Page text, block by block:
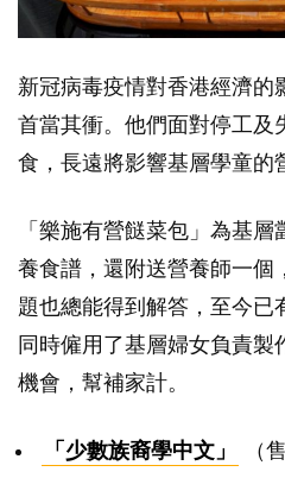
新冠病毒疫情對香港經濟的
首當其衝。他們面對停工及
食，長遠將影響基層學童的
「樂施有營餸菜包」為基
養食譜，還附送營養師一個
題也總能得到解答，至今已
同時僱用了基層婦女負責製
機會，幫補家計。
「少數族裔學中文」 （